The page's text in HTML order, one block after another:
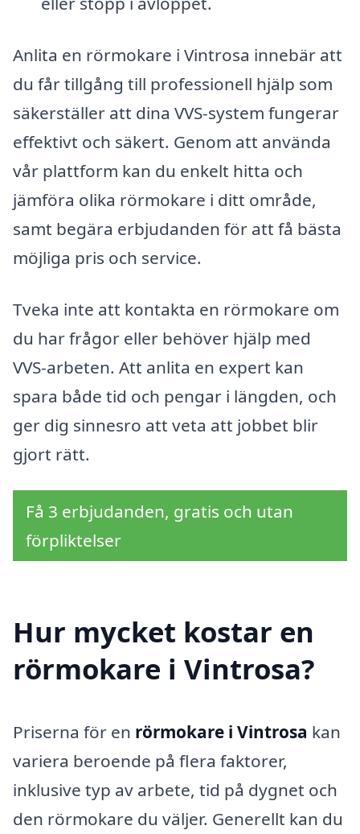
Anlita en rörmokare i Vintrosa innebär att
du får tillgång till professionell hjälp som
säkerställer att dina VVS-system fungerar
effektivt och säkert. Genom att använda
vår plattform kan du enkelt hitta och
jämföra olika rörmokare i ditt område,
samt begära erbjudanden för att få bästa
möjliga pris och service.
Tveka inte att kontakta en rörmokare om
du har frågor eller behöver hjälp med
VVS-arbeten. Att anlita en expert kan
spara både tid och pengar i längden, och
ger dig sinnesro att veta att jobbet blir
gjort rätt.
Få 3 erbjudanden, gratis och utan
förpliktelser
Hur mycket kostar en
rörmokare i Vintrosa?
Priserna för en rörmokare i Vintrosa kan
variera beroende på flera faktorer,
inklusive typ av arbete, tid på dygnet och
den rörmokare du väljer. Generellt kan du